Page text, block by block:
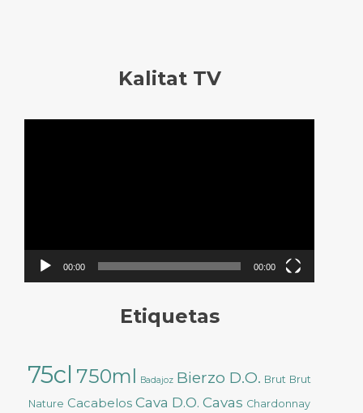
Kalitat TV
00:00 00:00
Etiquetas
75cl 750ml Badajoz Bierzo D.O. Brut Brut
Nature Cacabelos Cava D.O. Cavas Chardonnay